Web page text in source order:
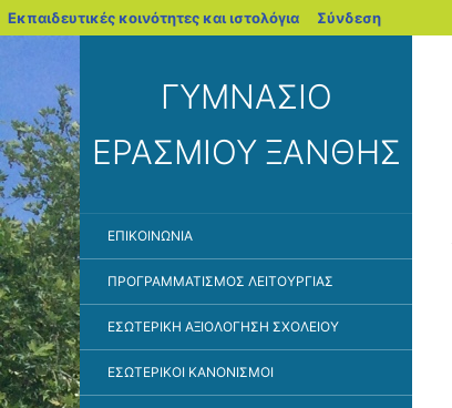
Εκπαιδευτικές κοινότητες και ιστολόγια blogs.sch.gr
Σύνδεση
ΓΥΜΝΑΣΙΟ
ΕΡΑΣΜΙΟΥ ΞΑΝΘΗΣ
ΕΠΙΚΟΙΝΩΝΙΑ
ΠΡΟΓΡΑΜΜΑΤΙΣΜΟΣ ΛΕΙΤΟΥΡΓΙΑΣ
ΕΣΩΤΕΡΙΚΗ ΑΞΙΟΛΟΓΗΣΗ ΣΧΟΛΕΙΟΥ
ΕΣΩΤΕΡΙΚΟΙ ΚΑΝΟΝΙΣΜΟΙ